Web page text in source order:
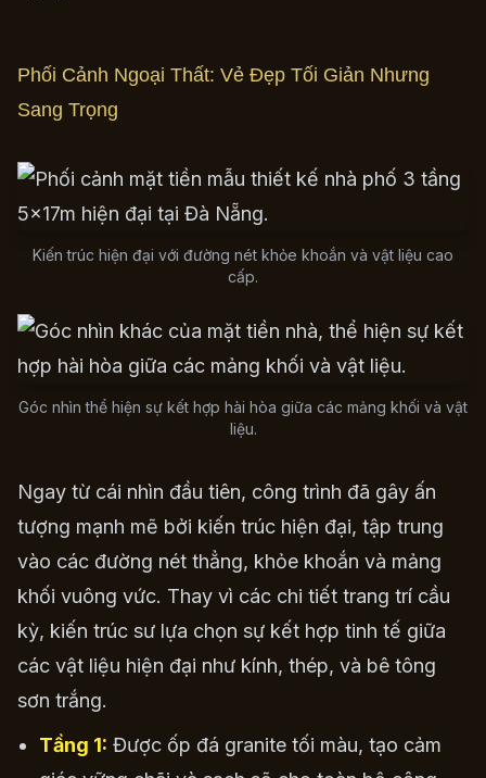
Phối Cảnh Ngoại Thất: Vẻ Đẹp Tối Giản Nhưng
Sang Trọng
Kiến trúc hiện đại với đường nét khỏe khoắn và vật liệu cao
cấp.
Góc nhìn thể hiện sự kết hợp hài hòa giữa các mảng khối và vật
liệu.
Ngay từ cái nhìn đầu tiên, công trình đã gây ấn
tượng mạnh mẽ bởi kiến trúc hiện đại, tập trung
vào các đường nét thẳng, khỏe khoắn và mảng
khối vuông vức. Thay vì các chi tiết trang trí cầu
kỳ, kiến trúc sư lựa chọn sự kết hợp tinh tế giữa
các vật liệu hiện đại như kính, thép, và bê tông
sơn trắng.
Tầng 1: Được ốp đá granite tối màu, tạo cảm